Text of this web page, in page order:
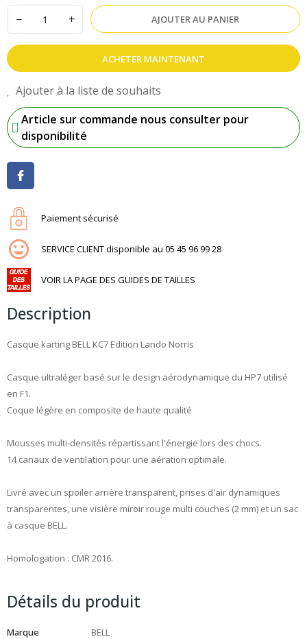
− + AJOUTER AU PANIER
ACHETER MAINTENANT
Ajouter à la liste de souhaits
Article sur commande nous consulter pour
disponibilité
Paiement sécurisé
SERVICE CLIENT disponible au 05 45 96 99 28
VOIR LA PAGE DES GUIDES DE TAILLES
Description
Casque karting BELL KC7 Edition Lando Norris
Casque ultraléger basé sur le design aérodynamique du HP7 utilisé
en F1.
Coque légère en composite de haute qualité
Mousses multi-densités répartissant l'énergie lors des chocs.
14 canaux de ventilation pour une aération optimale.
Livré avec un spoiler arrière transparent, prises d'air dynamiques
transparentes, une visière miroir rouge multi couches (2 mm) et un sac
à casque BELL.
Homologation : CMR 2016.
Détails du produit
Marque
BELL